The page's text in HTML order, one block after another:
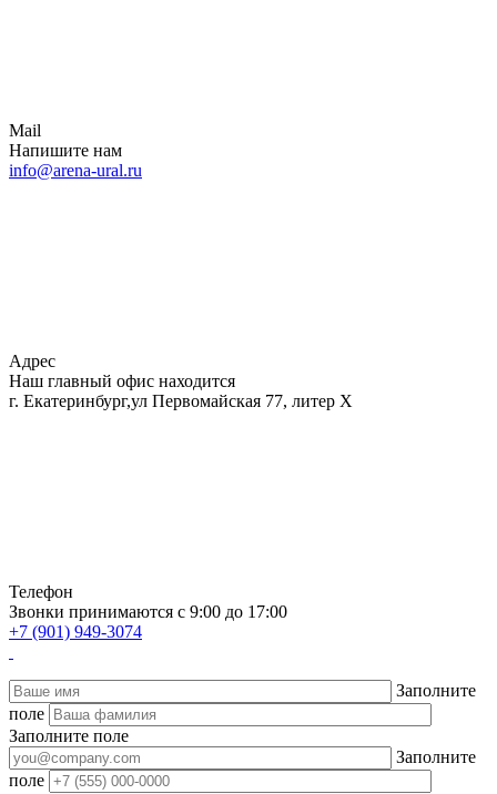
Mail
Напишите нам
info@arena-ural.ru
Адрес
Наш главный офис находится
г. Екатеринбург,ул Первомайская 77, литер Х
Телефон
Звонки принимаются с 9:00 до 17:00
+7 (901) 949-3074
Заполните
поле
Заполните поле
Заполните
поле